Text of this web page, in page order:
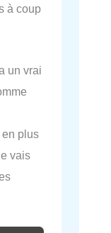
à coup
un vrai
en plus
vais